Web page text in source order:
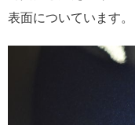
表面についています。